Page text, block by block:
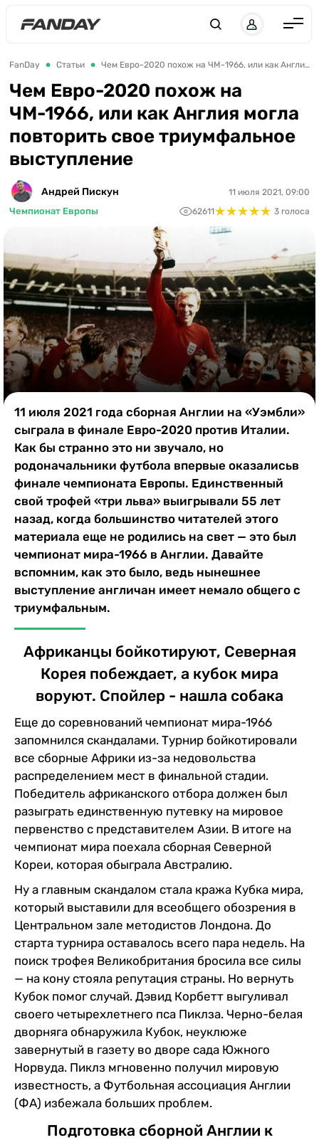
Англия
Испания
Германия
Италия
Франция
Украина
ЛЧ
ЧЕ-2028
Букмекеры
Казино
FanDay Статьи Чем Евро-2020 похож на ЧМ-1966, или как Англия могла повторить свое триумфальное выступление
Чем Евро-2020 похож на
ЧМ-1966, или как Англия могла
повторить свое триумфальное
выступление
Андрей Пискун
Чемпионат Европы
11 июля 2021, 09:00
62611★★★★★
★★★★★ 3 голоса
11 июля 2021 года сборная Англии на «Уэмбли»
сыграла в финале Евро-2020 против Италии.
Как бы странно это ни звучало, но
родоначальники футбола впервые оказалисьв
финале чемпионата Европы. Единственный
свой трофей «три льва» выигрывали 55 лет
назад, когда большинство читателей этого
материала еще не родились на свет — это был
чемпионат мира-1966 в Англии. Давайте
вспомним, как это было, ведь нынешнее
выступление англичан имеет немало общего с
триумфальным.
Африканцы бойкотируют, Северная
Корея побеждает, а кубок мира
воруют. Спойлер - нашла собака
Еще до соревнований чемпионат мира-1966
запомнился скандалами. Турнир бойкотировали
все сборные Африки из-за недовольства
распределением мест в финальной стадии.
Победитель африканского отбора должен был
разыграть единственную путевку на мировое
первенство с представителем Азии. В итоге на
чемпионат мира поехала сборная Северной
Кореи, которая обыграла Австралию.
Ну а главным скандалом стала кража Кубка мира,
который выставили для всеобщего обозрения в
Центральном зале методистов Лондона. До
старта турнира оставалось всего пара недель. На
поиск трофея Великобритания бросила все силы
— на кону стояла репутация страны. Но вернуть
Кубок помог случай. Дэвид Корбетт выгуливал
своего четырехлетнего пса Пиклза. Черно-белая
дворняга обнаружила Кубок, неуклюже
завернутый в газету во дворе сада Южного
Норвуда. Пиклз мгновенно получил мировую
известность, а Футбольная ассоциация Англии
(ФА) избежала больших проблем.
Подготовка сборной Англии к